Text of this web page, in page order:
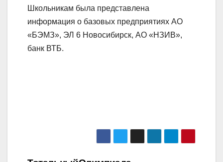
Школьникам была представлена
информация о базовых предприятиях АО
«БЭМЗ», ЭЛ 6 Новосибирск, АО «НЗИВ»,
банк ВТБ.